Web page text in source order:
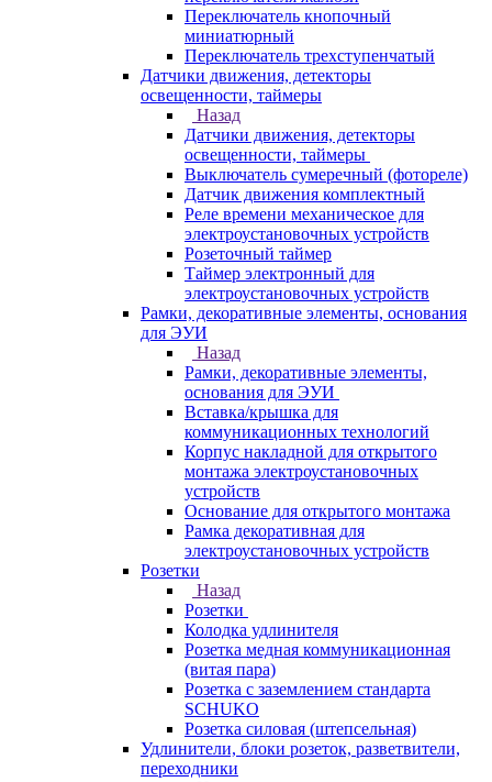
Переключатель кнопочный
миниатюрный
Переключатель трехступенчатый
Датчики движения, детекторы
освещенности, таймеры
Назад
Датчики движения, детекторы
освещенности, таймеры
Выключатель сумеречный (фотореле)
Датчик движения комплектный
Реле времени механическое для
электроустановочных устройств
Розеточный таймер
Таймер электронный для
электроустановочных устройств
Рамки, декоративные элементы, основания
для ЭУИ
Назад
Рамки, декоративные элементы,
основания для ЭУИ
Вставка/крышка для
коммуникационных технологий
Корпус накладной для открытого
монтажа электроустановочных
устройств
Основание для открытого монтажа
Рамка декоративная для
электроустановочных устройств
Розетки
Назад
Розетки
Колодка удлинителя
Розетка медная коммуникационная
(витая пара)
Розетка с заземлением стандарта
SCHUKO
Розетка силовая (штепсельная)
Удлинители, блоки розеток, разветвители,
переходники